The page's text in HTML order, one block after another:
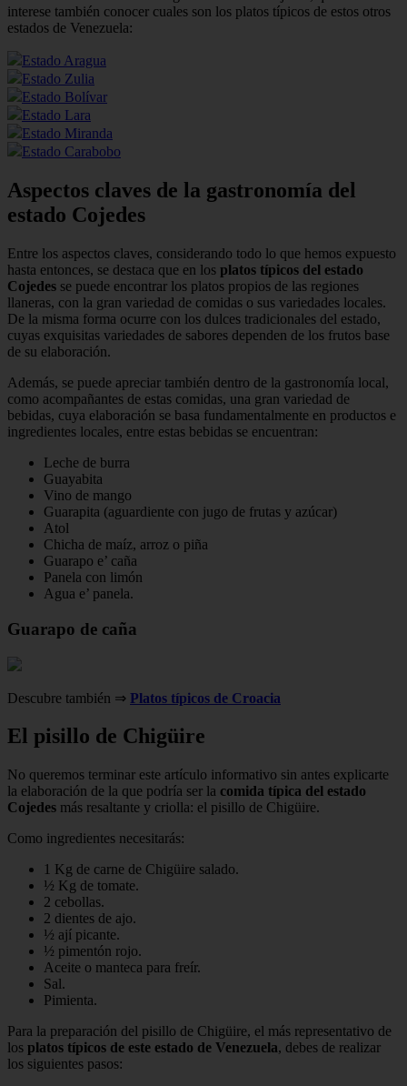
interese también conocer cuales son los platos típicos de estos otros
estados de Venezuela:
Estado Aragua
Estado Zulia
Estado Bolívar
Estado Lara
Estado Miranda
Estado Carabobo
Aspectos claves de la gastronomía del
estado Cojedes
Entre los aspectos claves, considerando todo lo que hemos expuesto
hasta entonces, se destaca que en los platos típicos del estado
Cojedes se puede encontrar los platos propios de las regiones
llaneras, con la gran variedad de comidas o sus variedades locales.
De la misma forma ocurre con los dulces tradicionales del estado,
cuyas exquisitas variedades de sabores dependen de los frutos base
de su elaboración.
Además, se puede apreciar también dentro de la gastronomía local,
como acompañantes de estas comidas, una gran variedad de
bebidas, cuya elaboración se basa fundamentalmente en productos e
ingredientes locales, entre estas bebidas se encuentran:
Leche de burra
Guayabita
Vino de mango
Guarapita (aguardiente con jugo de frutas y azúcar)
Atol
Chicha de maíz, arroz o piña
Guarapo e’ caña
Panela con limón
Agua e’ panela.
Guarapo de caña
Descubre también ⇒ Platos típicos de Croacia
El pisillo de Chigüire
No queremos terminar este artículo informativo sin antes explicarte
la elaboración de la que podría ser la comida típica del estado
Cojedes más resaltante y criolla: el pisillo de Chigüire.
Como ingredientes necesitarás:
1 Kg de carne de Chigüire salado.
½ Kg de tomate.
2 cebollas.
2 dientes de ajo.
½ ají picante.
½ pimentón rojo.
Aceite o manteca para freír.
Sal.
Pimienta.
Para la preparación del pisillo de Chigüire, el más representativo de
los platos típicos de este estado de Venezuela, debes de realizar
los siguientes pasos: